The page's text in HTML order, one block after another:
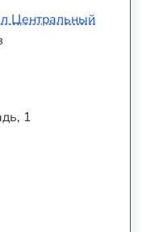
Центральный
1